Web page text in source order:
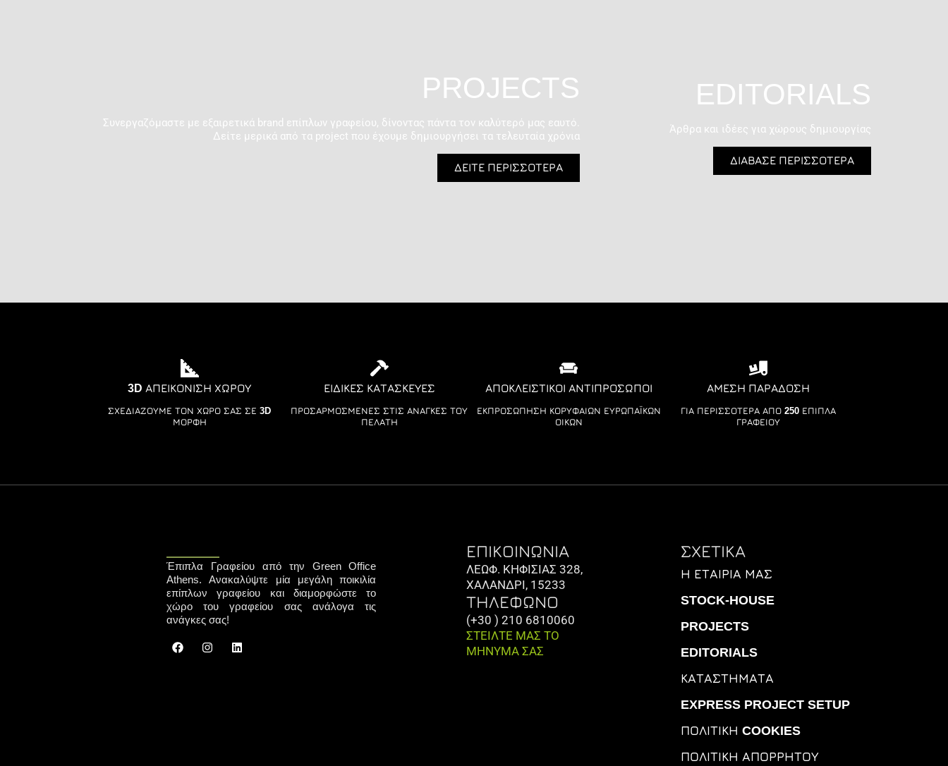
PROJECTS
Συνεργαζόμαστε με εξαιρετικά brand επίπλων γραφείου, δίνοντας πάντα τον καλύτερό μας εαυτό.
Δείτε μερικά από τα project που έχουμε δημιουργήσει τα τελευταία χρόνια
ΔΕΙΤΕ ΠΕΡΙΣΣΟΤΕΡΑ
EDITORIALS
Άρθρα και ιδέες για χώρους δημιουργίας
ΔΙΑΒΑΣΕ ΠΕΡΙΣΣΟΤΕΡΑ
3D ΑΠΕΙΚΌΝΙΣΗ ΧΏΡΟΥ
ΣΧΕΔΙΆΖΟΥΜΕ ΤΟΝ ΧΏΡΟ ΣΑΣ ΣΕ 3D
ΜΟΡΦΉ
ΕΙΔΙΚΈΣ ΚΑΤΑΣΚΕΥΈΣ
ΠΡΟΣΑΡΜΟΣΜΈΝΕΣ ΣΤΙΣ ΑΝΆΓΚΕΣ ΤΟΥ
ΠΕΛΆΤΗ
ΑΠΟΚΛΕΙΣΤΙΚΟΊ ΑΝΤΙΠΡΌΣΩΠΟΙ
ΕΚΠΡΟΣΏΠΗΣΗ ΚΟΡΥΦΑΊΩΝ ΕΥΡΩΠΑΪΚΏΝ
ΟΊΚΩΝ
ΆΜΕΣΗ ΠΑΡΆΔΟΣΗ
ΓΙΑ ΠΕΡΙΣΣΌΤΕΡΑ ΑΠΌ 250 ΈΠΙΠΛΑ
ΓΡΑΦΕΊΟΥ
Έπιπλα Γραφείου από την Green Office
Athens. Ανακαλύψτε μία μεγάλη ποικιλία
επίπλων γραφείου και διαμορφώστε το
χώρο του γραφείου σας ανάλογα τις
ανάγκες σας!
ΕΠΙΚΟΙΝΩΝΙΑ
ΛΕΩΦ. ΚΗΦΙΣΙΑΣ 328,
ΧΑΛΑΝΔΡΙ, 15233
ΤΗΛΕΦΩΝΟ
(+30 ) 210 6810060
ΣΤΕΙΛΤΕ ΜΑΣ ΤΟ
ΜΗΝΥΜΑ ΣΑΣ
ΣΧΕΤΙΚΑ
Η ΕΤΑΙΡΊΑ ΜΑΣ
STOCK-HOUSE
PROJECTS
EDITORIALS
ΚΑΤΑΣΤΉΜΑΤΑ
EXPRESS PROJECT SETUP
ΠΟΛΙΤΙΚΉ COOKIES
ΠΟΛΙΤΙΚΉ ΑΠΟΡΡΉΤΟΥ